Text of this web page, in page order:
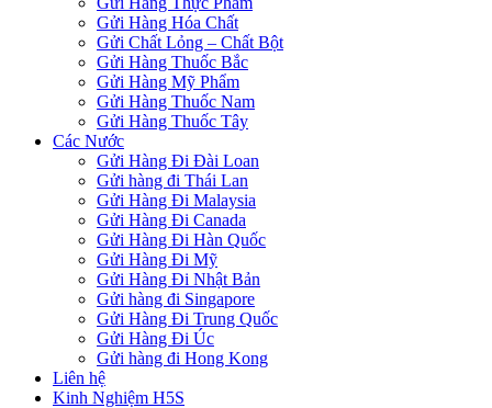
Gửi Hàng Hóa Chất
Gửi Chất Lỏng – Chất Bột
Gửi Hàng Thuốc Bắc
Gửi Hàng Mỹ Phẩm
Gửi Hàng Thuốc Nam
Gửi Hàng Thuốc Tây
Các Nước
Gửi Hàng Đi Đài Loan
Gửi hàng đi Thái Lan
Gửi Hàng Đi Malaysia
Gửi Hàng Đi Canada
Gửi Hàng Đi Hàn Quốc
Gửi Hàng Đi Mỹ
Gửi Hàng Đi Nhật Bản
Gửi hàng đi Singapore
Gửi Hàng Đi Trung Quốc
Gửi Hàng Đi Úc
Gửi hàng đi Hong Kong
Liên hệ
Kinh Nghiệm H5S